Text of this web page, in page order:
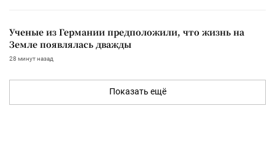
Ученые из Германии предположили, что жизнь на
Земле появлялась дважды
28 минут назад
Показать ещё